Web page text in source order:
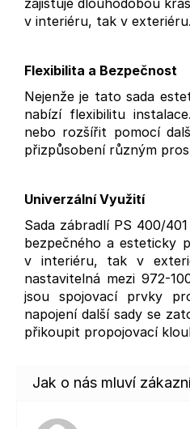
v interiéru, tak v exteriéru.
Flexibilita a Bezpečnost
Nejenže je tato sada
nabízí flexibilitu
nebo rozšířit pomocí
přizpůsobení různým
Univerzální Využití
Sada zábradlí PS 400/
bezpečného a esteticky
v interiéru, tak v
nastavitelná mezi 972-
jsou spojovací prvky
napojení další sady se
přikoupit propojovací